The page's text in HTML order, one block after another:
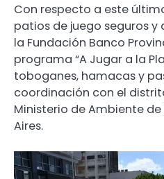
Con respecto a este
patios de juego seguros
la Fundación Banco
programa “A Jugar a la
toboganes, hamacas y
coordinación con el
Ministerio de Ambiente
Aires.